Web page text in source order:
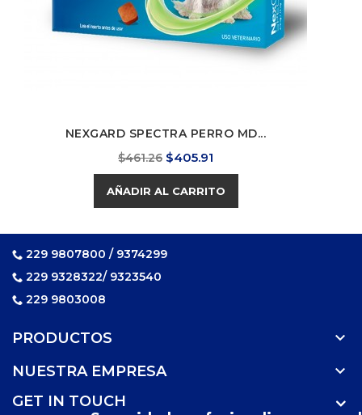
NEXGARD SPECTRA PERRO MD...
Precio
base
$461.26 Precio
$405.91
AÑADIR AL CARRITO
229 9807800 / 9374299
229 9328322/ 9323540
229 9803008
PRODUCTOS 
NUESTRA EMPRESA 
GET IN TOUCH